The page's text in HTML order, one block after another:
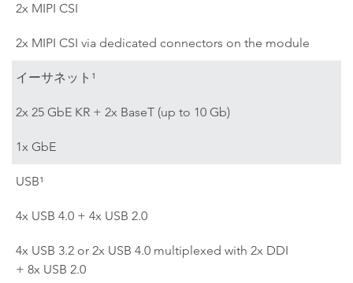
2x MIPI CSI
2x MIPI CSI via dedicated connectors on the module
イーサネット¹
2x 25 GbE KR + 2x BaseT (up to 10 Gb)
1x GbE
USB¹
4x USB 4.0 + 4x USB 2.0
4x USB 3.2 or 2x USB 4.0 multiplexed with 2x DDI
+ 8x USB 2.0